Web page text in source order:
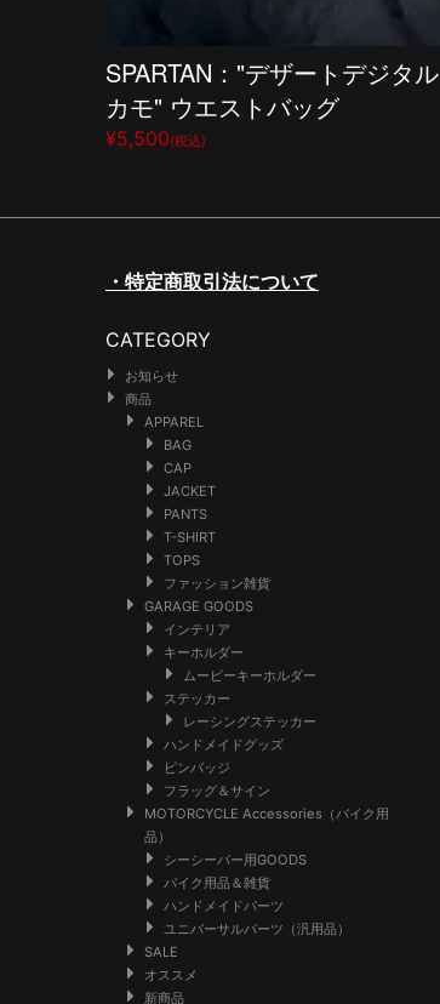
SPARTAN："デザートデジタル
カモ" ウエストバッグ
¥5,500(税込)
・特定商取引法について
CATEGORY
お知らせ
商品
APPAREL
BAG
CAP
JACKET
PANTS
T-SHIRT
TOPS
ファッション雑貨
GARAGE GOODS
インテリア
キーホルダー
ムービーキーホルダー
ステッカー
レーシングステッカー
ハンドメイドグッズ
ピンバッジ
フラッグ＆サイン
MOTORCYCLE Accessories（バイク用
品）
シーシーバー用GOODS
バイク用品＆雑貨
ハンドメイドパーツ
ユニバーサルパーツ（汎用品）
SALE
オススメ
新商品